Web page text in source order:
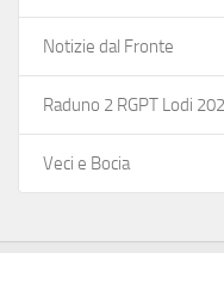
Notizie dal Fronte
Raduno 2 RGPT Lodi
Veci e Bocia